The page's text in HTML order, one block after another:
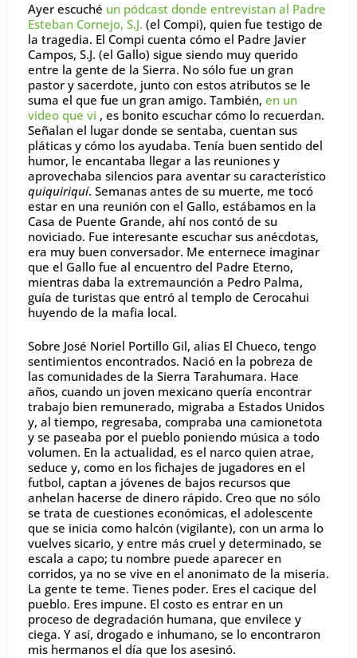
Ayer escuché un pódcast donde entrevistan al Padre
Esteban Cornejo, S.J. (el Compi), quien fue testigo de
la tragedia. El Compi cuenta cómo el Padre Javier
Campos, S.J. (el Gallo) sigue siendo muy querido
entre la gente de la Sierra. No sólo fue un gran
pastor y sacerdote, junto con estos atributos se le
suma el que fue un gran amigo. También, en un
video que vi , es bonito escuchar cómo lo recuerdan.
Señalan el lugar donde se sentaba, cuentan sus
pláticas y cómo los ayudaba. Tenía buen sentido del
humor, le encantaba llegar a las reuniones y
aprovechaba silencios para aventar su característico
quiquiriquí. Semanas antes de su muerte, me tocó
estar en una reunión con el Gallo, estábamos en la
Casa de Puente Grande, ahí nos contó de su
noviciado. Fue interesante escuchar sus anécdotas,
era muy buen conversador. Me enternece imaginar
que el Gallo fue al encuentro del Padre Eterno,
mientras daba la extremaunción a Pedro Palma,
guía de turistas que entró al templo de Cerocahui
huyendo de la mafia local.
Sobre José Noriel Portillo Gil, alias El Chueco, tengo
sentimientos encontrados. Nació en la pobreza de
las comunidades de la Sierra Tarahumara. Hace
años, cuando un joven mexicano quería encontrar
trabajo bien remunerado, migraba a Estados Unidos
y, al tiempo, regresaba, compraba una camionetota
y se paseaba por el pueblo poniendo música a todo
volumen. En la actualidad, es el narco quien atrae,
seduce y, como en los fichajes de jugadores en el
futbol, captan a jóvenes de bajos recursos que
anhelan hacerse de dinero rápido. Creo que no sólo
se trata de cuestiones económicas, el adolescente
que se inicia como halcón (vigilante), con un arma lo
vuelves sicario, y entre más cruel y determinado, se
escala a capo; tu nombre puede aparecer en
corridos, ya no se vive en el anonimato de la miseria.
La gente te teme. Tienes poder. Eres el cacique del
pueblo. Eres impune. El costo es entrar en un
proceso de degradación humana, que envilece y
ciega. Y así, drogado e inhumano, se lo encontraron
mis hermanos el día que los asesinó.